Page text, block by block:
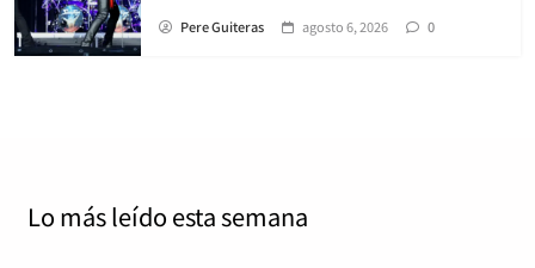
Pere Guiteras agosto 6, 2026 0
Lo más leído esta semana